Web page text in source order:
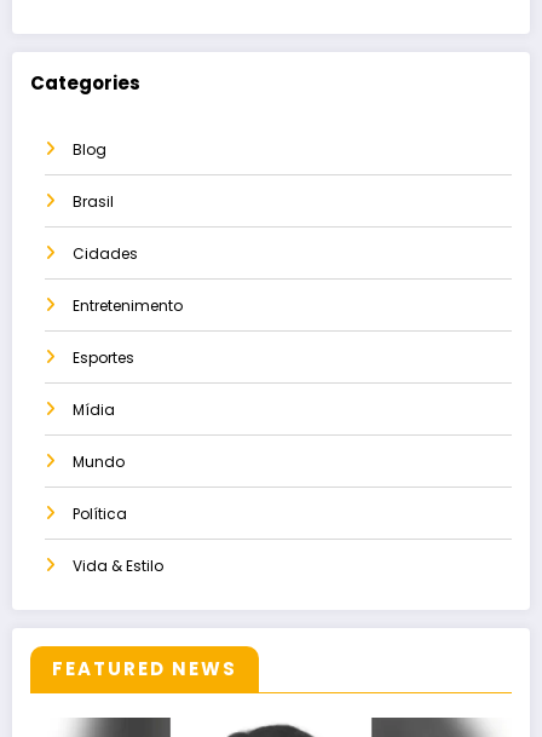
Categories
Blog
Brasil
Cidades
Entretenimento
Esportes
Mídia
Mundo
Política
Vida & Estilo
FEATURED NEWS